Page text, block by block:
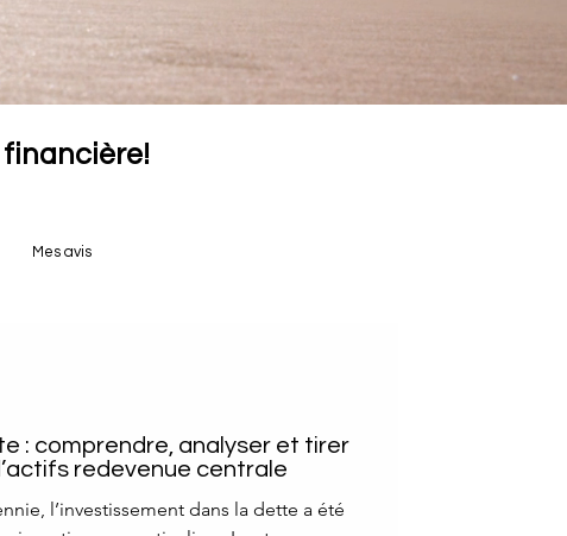
financière!
Mes avis
: comprendre, analyser et tirer
redevenue centrale
l’investissement dans la dette a été